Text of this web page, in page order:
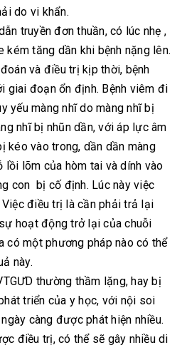
do vi khẩn.
truyền đơn thuần, có lúc nhẹ ,
kém tăng dần khi bệnh nặng lên.
và điều trị kịp thời, bệnh
giai đoạn ổn định. Bệnh viêm đi
yếu màng nhĩ do màng nhĩ bị
nhĩ bị nhũn dần, với áp lực âm
kéo vào trong, dần dần màng
lồi lõm của hòm tai và dính vào
con bị cố định. Lúc này việc
điều trị là cần phải trả lại
hoạt động trở lại của chuỗi
có một phương pháp nào có thể
này.
thường thầm lặng, hay bị
triển của y học, với nội soi
càng được phát hiện nhiều.
điều trị, có thể sẽ gây nhiều di